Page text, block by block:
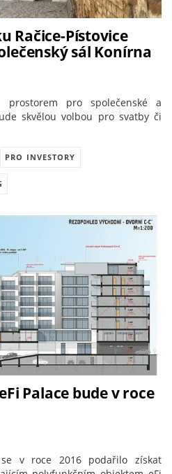
Račice-Pístovice
sál Konírna
prostorem pro společenské a
skvělou volbou pro svatby či
PRO INVESTORY
Palace bude v roce
se v roce 2016 podařilo získat